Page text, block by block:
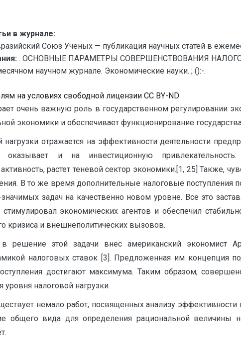
в журнале:
Союз Ученых — публикация научных статей в
. ОСНОВНЫЕ ПАРАМЕТРЫ СОВЕРШЕНСТВОВАНИЯ
научном журнале. Экономические науки. ; ():-.
на условиях свободной лицензии CC BY-ND
очень важную роль в государственном регулировании
экономики и обеспечивает функционирование
отражается на эффективности деятельности
оказывает и на инвестиционную
растет теневой сектор экономики.[1, 25] Также,
В то же время дополнительные налоговые поступления
задач на качественно новом уровне. Все это
экономических агентов и обеспечил
кризиса и внешнеполитических вызовов.
в решение этой задачи внес американский
налоговых ставок [3]. Предложенная им концепция
достигают максимума. Таким образом,
уровня налоговой нагрузки.
немало работ, посвященных анализу
общего вида для определения рациональной